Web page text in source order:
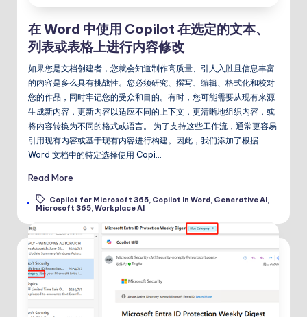
在 Word 中使用 Copilot 在选定的文本、
列表或表格上进行内容修改
如果您是文档创建者，您就会知道制作高质量、引人入胜且信息丰富
的内容是多么具有挑战性。您必须研究、撰写、编辑、格式化和校对
您的作品，同时牢记您的受众和目的。有时，您可能需要从现有来源
生成新内容，更新内容以适应不同的上下文，更清晰地组织内容，或
将内容转换为不同的格式或语言。 为了支持这些工作流，通常更容易
引用现有内容或基于现有内容进行构建。因此，我们添加了根据
Word 文档中的特定选择使用 Copi…
Read More
Tags: Copilot for Microsoft 365 Copilot In Word Generative AI
Microsoft 365, Workplace AI